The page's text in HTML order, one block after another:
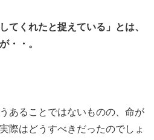
てくれたと捉えている」とは、
・・。
あることではないものの、命が
際はどうすべきだったのでしょ